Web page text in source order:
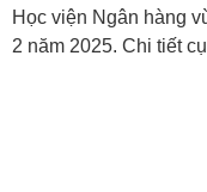
Học viện Ngân hàng
2 năm 2025. Chi tiết